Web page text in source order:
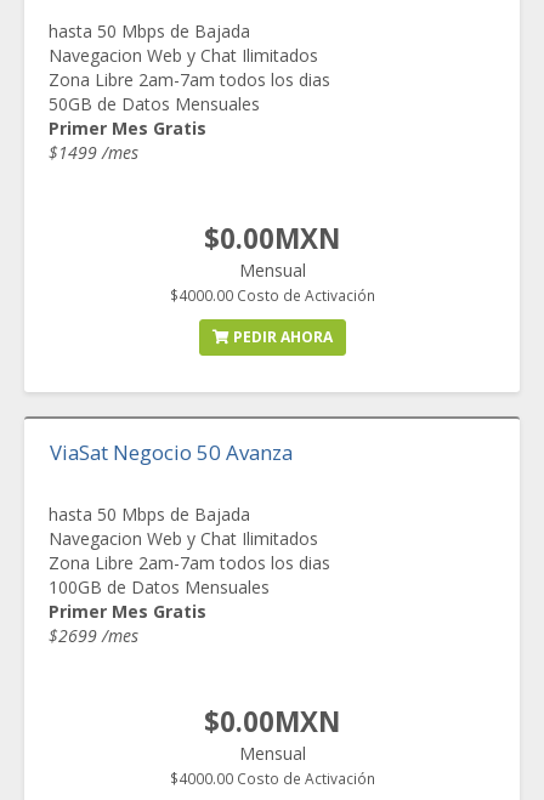
hasta 50 Mbps de Bajada
Navegacion Web y Chat Ilimitados
Zona Libre 2am-7am todos los dias
50GB de Datos Mensuales
Primer Mes Gratis
$1499 /mes
$0.00MXN
Mensual
$4000.00 Costo de Activación
PEDIR AHORA
ViaSat Negocio 50 Avanza
hasta 50 Mbps de Bajada
Navegacion Web y Chat Ilimitados
Zona Libre 2am-7am todos los dias
100GB de Datos Mensuales
Primer Mes Gratis
$2699 /mes
$0.00MXN
Mensual
$4000.00 Costo de Activación